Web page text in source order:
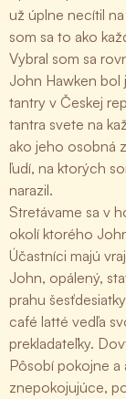
už úplne necítil
som sa to ako
Vybral som sa
John Hawken
tantry v Českej
tantra svete na
ako jeho osobná
ľudí, na ktorých
narazil.
Stretávame sa v
okolí ktorého
Účastníci majú
John, opálený,
prahu
café latté vedľa
prekladateľky.
Pôsobí pokojne a
znepokojujúce,